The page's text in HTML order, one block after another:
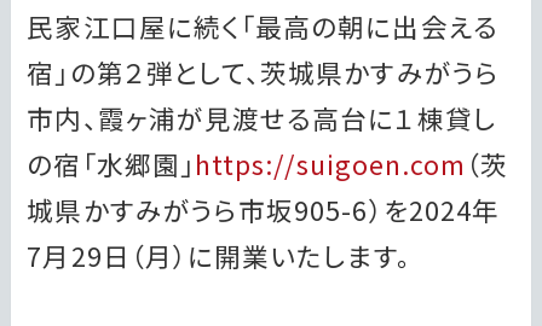
民家江口屋に続く「最高の朝に出会える
宿」の第２弾として、茨城県かすみがうら
市内、霞ヶ浦が見渡せる高台に１棟貸し
の宿「水郷園」https://suigoen.com （茨
城県かすみがうら市坂905-6）を2024年
7月29日（月）に開業いたします。